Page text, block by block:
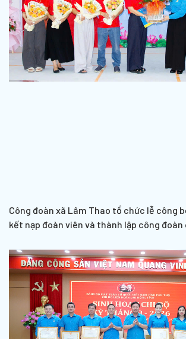
Công đoàn xã Lâm Thao tổ chức lễ công
kết nạp đoàn viên và thành lập công đoàn